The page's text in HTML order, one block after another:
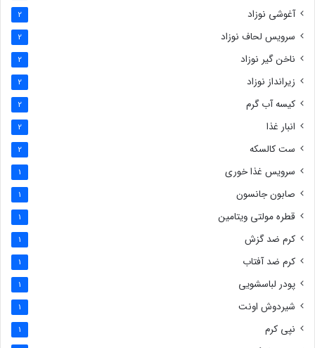
آغوشی نوزاد 2
سرویس لحاف نوزاد 2
ناخن گیر نوزاد 2
زیرانداز نوزاد 2
کیسه آب گرم 2
انبار غذا 2
ست کالسکه 2
سرویس غذا خوری 1
صابون جانسون 1
قطره مولتی ویتامین 1
کرم ضد گزش 1
کرم ضد آفتاب 1
پودر لباسشویی 1
شیردوش اونت 1
نپی کرم 1